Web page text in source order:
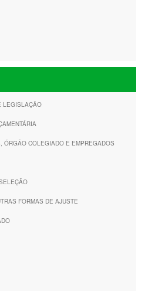
LEGISLAÇÃO
ÓRGÃO COLEGIADO E EMPREGADOS
FORMAS DE AJUSTE